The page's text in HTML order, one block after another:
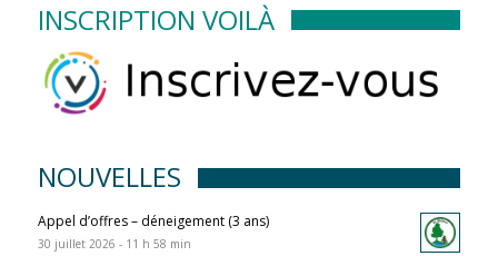
INSCRIPTION VOILÀ
NOUVELLES
Appel d’offres – déneigement (3 ans)
30 juillet 2026 - 11 h 58 min